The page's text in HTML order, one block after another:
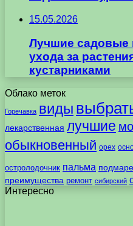
15.05.2026
Лучшие садовые
ухода за
кустарниками
Облако меток
Горечавка виды
лекарственная лучшие
обыкновенный орех
остролодочник пальма
преимущества ремонт сибирский
Интересно